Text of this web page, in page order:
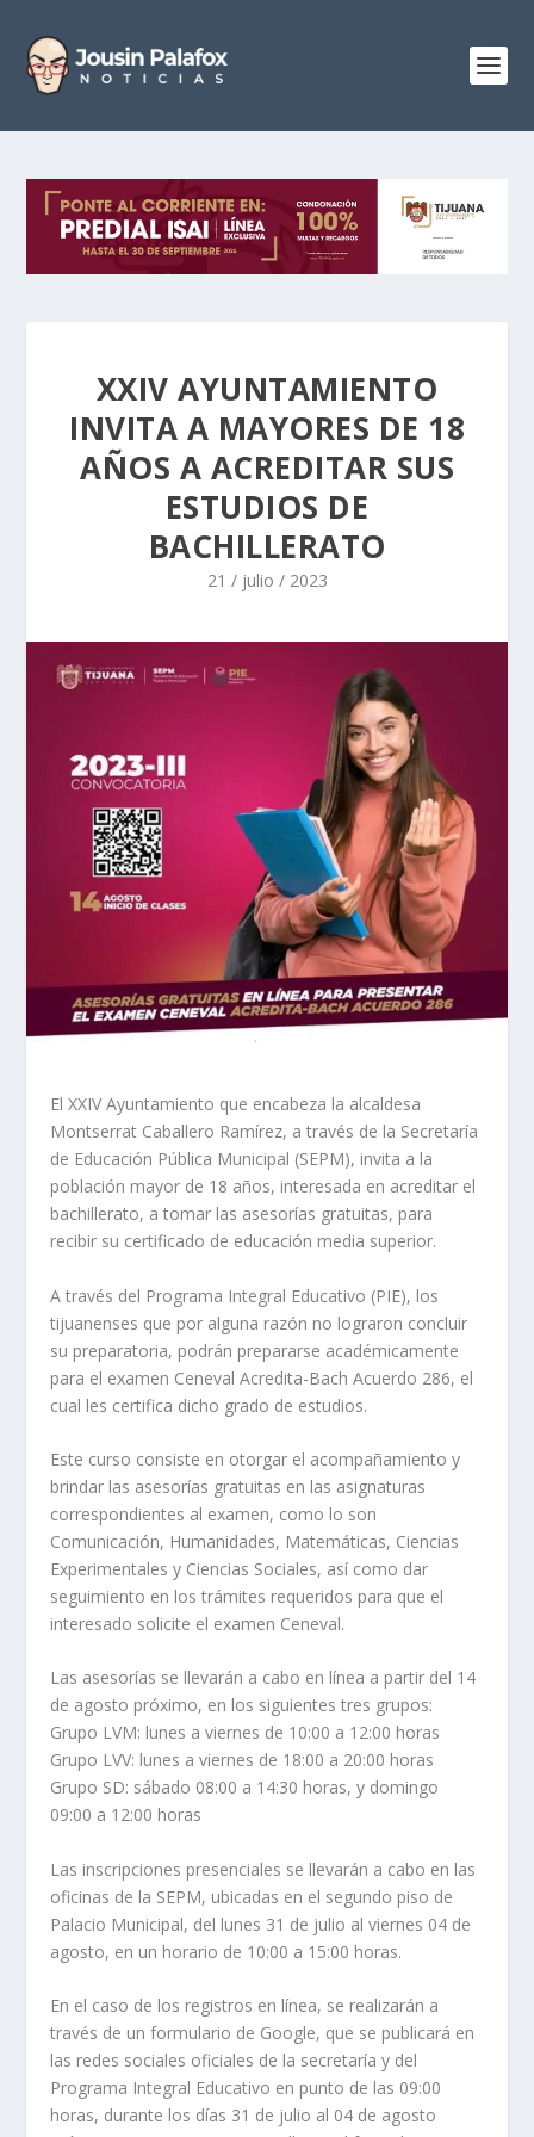
XXIV AYUNTAMIENTO
INVITA A MAYORES DE 18
AÑOS A ACREDITAR SUS
ESTUDIOS DE
BACHILLERATO
21 / julio / 2023
El XXIV Ayuntamiento que encabeza la alcaldesa
Montserrat Caballero Ramírez, a través de la Secretaría
de Educación Pública Municipal (SEPM), invita a la
población mayor de 18 años, interesada en acreditar el
bachillerato, a tomar las asesorías gratuitas, para
recibir su certificado de educación media superior.
A través del Programa Integral Educativo (PIE), los
tijuanenses que por alguna razón no lograron concluir
su preparatoria, podrán prepararse académicamente
para el examen Ceneval Acredita-Bach Acuerdo 286, el
cual les certifica dicho grado de estudios.
Este curso consiste en otorgar el acompañamiento y
brindar las asesorías gratuitas en las asignaturas
correspondientes al examen, como lo son
Comunicación, Humanidades, Matemáticas, Ciencias
Experimentales y Ciencias Sociales, así como dar
seguimiento en los trámites requeridos para que el
interesado solicite el examen Ceneval.
Las asesorías se llevarán a cabo en línea a partir del 14
de agosto próximo, en los siguientes tres grupos:
Grupo LVM: lunes a viernes de 10:00 a 12:00 horas
Grupo LVV: lunes a viernes de 18:00 a 20:00 horas
Grupo SD: sábado 08:00 a 14:30 horas, y domingo
09:00 a 12:00 horas
Las inscripciones presenciales se llevarán a cabo en las
oficinas de la SEPM, ubicadas en el segundo piso de
Palacio Municipal, del lunes 31 de julio al viernes 04 de
agosto, en un horario de 10:00 a 15:00 horas.
En el caso de los registros en línea, se realizarán a
través de un formulario de Google, que se publicará en
las redes sociales oficiales de la secretaría y del
Programa Integral Educativo en punto de las 09:00
horas, durante los días 31 de julio al 04 de agosto